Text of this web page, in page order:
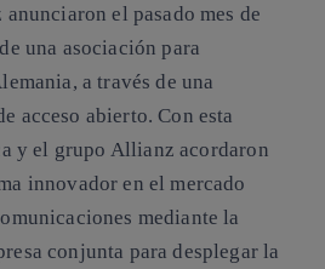
el pasado mes de
una asociación para
a través de una
acceso abierto. Con esta
y el grupo Allianz acordaron
innovador en el mercado
mediante la
conjunta para desplegar la